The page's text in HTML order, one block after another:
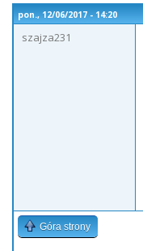
pon., 12/06/2017 - 14:20
szajza231
Góra strony